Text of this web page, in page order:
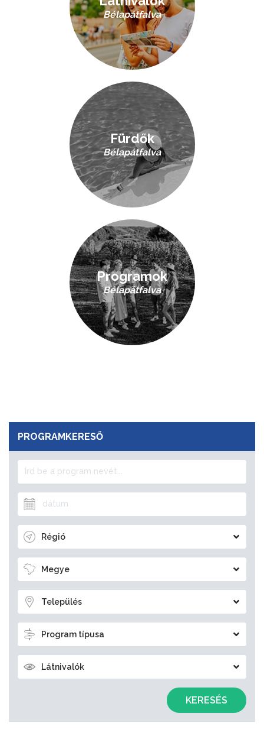
Bélapátfalva
Fürdők
Bélapátfalva
Programok
Bélapátfalva
PROGRAMKERESŐ
Régió
Megye
Település
Program típusa
Látnivalók
KERESÉS